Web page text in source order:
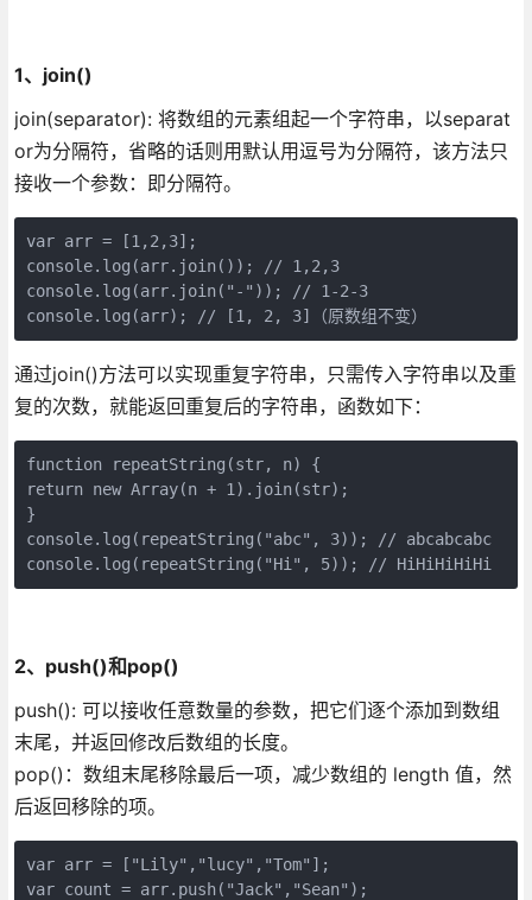
1、join()
join(separator): 将数组的元素组起一个字符串，以separat
or为分隔符，省略的话则用默认用逗号为分隔符，该方法只
接收一个参数：即分隔符。
var arr = [1,2,3];
console.log(arr.join()); // 1,2,3
console.log(arr.join("-")); // 1-2-3
console.log(arr); // [1, 2, 3]（原数组不变）
通过join()方法可以实现重复字符串，只需传入字符串以及重
复的次数，就能返回重复后的字符串，函数如下：
function repeatString(str, n) {
return new Array(n + 1).join(str);
}
console.log(repeatString("abc", 3)); // abcabcabc
console.log(repeatString("Hi", 5)); // HiHiHiHiHi
2、push()和pop()
push(): 可以接收任意数量的参数，把它们逐个添加到数组
末尾，并返回修改后数组的长度。
pop()：数组末尾移除最后一项，减少数组的 length 值，然
后返回移除的项。
var arr = ["Lily","lucy","Tom"];
var count = arr.push("Jack","Sean");